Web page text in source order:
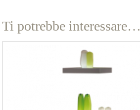
Ti potrebbe interessare…